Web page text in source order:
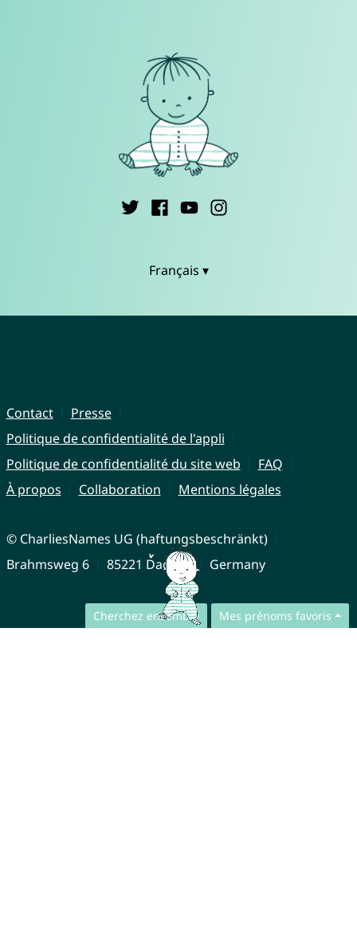
Cherchez ensemble Mes prénoms favoris
Français ▾
Contact
Presse
Politique de confidentialité de l'appli
Politique de confidentialité du site web
FAQ
À propos
Collaboration Mentions légales
© CharliesNames UG (haftungsbeschränkt)
Brahmsweg 6
85221 Dachau Germany